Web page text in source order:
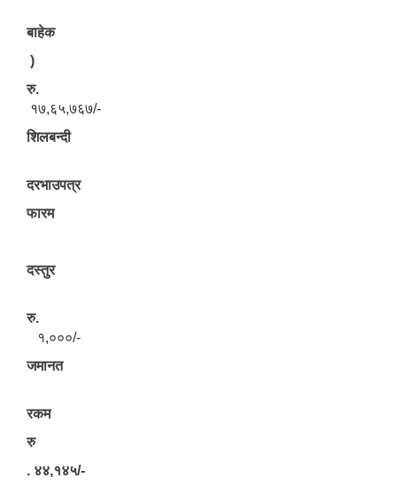
बाहेक
)
रु.
१७,६५,७६७/-
शिलबन्दी
दरभाउपत्र
फारम
दस्तुर
रु.
१,०००/-
जमानत
रकम
रु
. ४४,१४५/-